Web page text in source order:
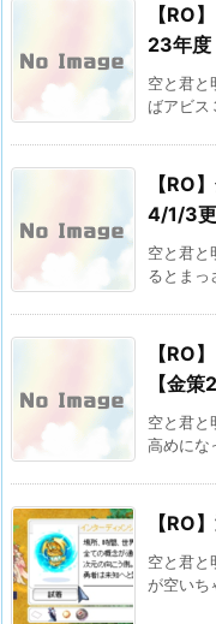
【RO
23年
空と君と
ばアビス
【RO
4/1/3
空と君と
るとまっ
【RO
【金
空と君と
高めにな
【RO
空と君と
が空いち